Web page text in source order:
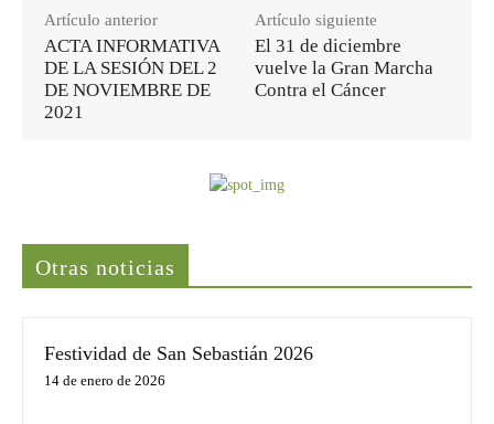
Artículo anterior
ACTA INFORMATIVA
DE LA SESIÓN DEL 2
DE NOVIEMBRE DE
2021
Artículo siguiente
El 31 de diciembre
vuelve la Gran Marcha
Contra el Cáncer
Otras noticias
Festividad de San Sebastián 2026
14 de enero de 2026